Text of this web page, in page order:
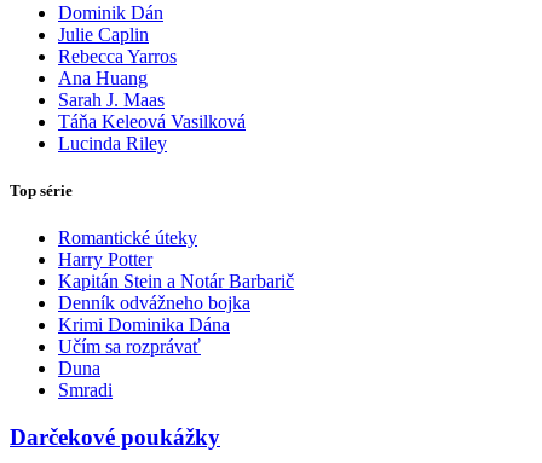
Dominik Dán
Julie Caplin
Rebecca Yarros
Ana Huang
Sarah J. Maas
Táňa Keleová Vasilková
Lucinda Riley
Top série
Romantické úteky
Harry Potter
Kapitán Stein a Notár Barbarič
Denník odvážneho bojka
Krimi Dominika Dána
Učím sa rozprávať
Duna
Smradi
Darčekové poukážky